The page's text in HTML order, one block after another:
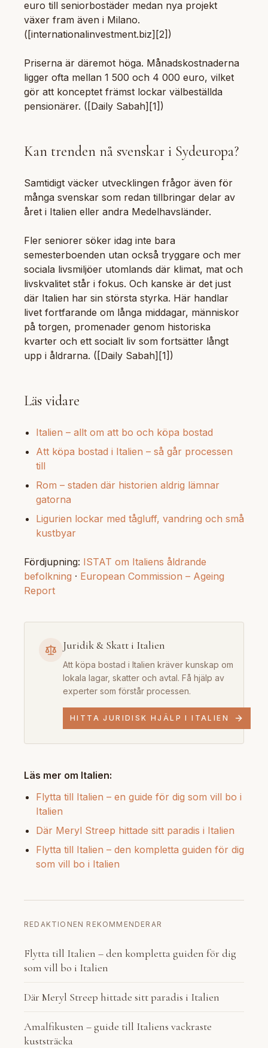
euro till seniorbostäder medan nya projekt
växer fram även i Milano.
([internationalinvestment.biz][2])
Priserna är däremot höga. Månadskostnaderna
ligger ofta mellan 1 500 och 4 000 euro, vilket
gör att konceptet främst lockar välbeställda
pensionärer. ([Daily Sabah][1])
Kan trenden nå svenskar i Sydeuropa?
Samtidigt väcker utvecklingen frågor även för
många svenskar som redan tillbringar delar av
året i Italien eller andra Medelhavsländer.
Fler seniorer söker idag inte bara
semesterboenden utan också tryggare och mer
sociala livsmiljöer utomlands där klimat, mat och
livskvalitet står i fokus. Och kanske är det just
där Italien har sin största styrka. Här handlar
livet fortfarande om långa middagar, människor
på torgen, promenader genom historiska
kvarter och ett socialt liv som fortsätter långt
upp i åldrarna. ([Daily Sabah][1])
Läs vidare
Italien – allt om att bo och köpa bostad
Att köpa bostad i Italien – så går processen
till
Rom – staden där historien aldrig lämnar
gatorna
Ligurien lockar med tågluff, vandring och små
kustbyar
Fördjupning: ISTAT om Italiens åldrande
befolkning · European Commission – Ageing
Report
Juridik & Skatt i Italien
Att köpa bostad i Italien kräver kunskap om
lokala lagar, skatter och avtal. Få hjälp av
experter som förstår processen.
HITTA JURIDISK HJÄLP I ITALIEN
Läs mer om Italien:
Flytta till Italien – en guide för dig som vill bo i
Italien
Där Meryl Streep hittade sitt paradis i Italien
Flytta till Italien – den kompletta guiden för dig
som vill bo i Italien
REDAKTIONEN REKOMMENDERAR
Flytta till Italien – den kompletta guiden för dig
som vill bo i Italien
Där Meryl Streep hittade sitt paradis i Italien
Amalfikusten – guide till Italiens vackraste
kuststräcka